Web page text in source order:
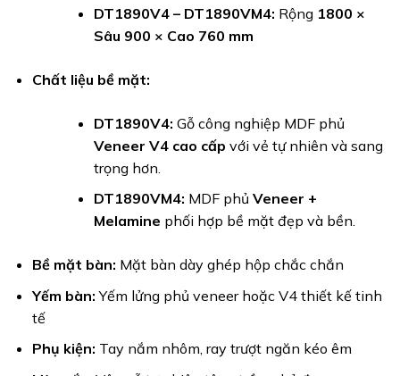
DT1890V4 – DT1890VM4: Rộng 1800 ×
Sâu 900 × Cao 760 mm
Chất liệu bề mặt:
DT1890V4: Gỗ công nghiệp MDF phủ
Veneer V4 cao cấp với vẻ tự nhiên và sang
trọng hơn.
DT1890VM4: MDF phủ Veneer +
Melamine phối hợp bề mặt đẹp và bền.
Bề mặt bàn: Mặt bàn dày ghép hộp chắc chắn
Yếm bàn: Yếm lửng phủ veneer hoặc V4 thiết kế tinh
tế
Phụ kiện: Tay nắm nhôm, ray trượt ngăn kéo êm